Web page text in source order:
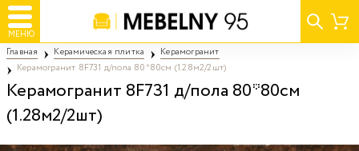
МЕНЮ
Главная Керамическая плитка
Керамогранит
Керамогранит 8F731 д/пола 80*80см (1.28м2/2шт)
Керамогранит 8F731 д/пола 80*80см
(1.28м2/2шт)